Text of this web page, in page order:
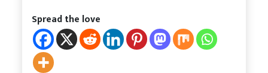
Spread the love